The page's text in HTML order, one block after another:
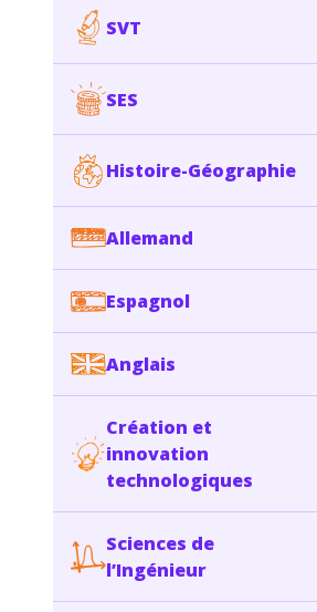
SVT
SES
Histoire-Géographie
Allemand
Espagnol
Anglais
Création et
innovation
technologiques
Sciences de
l’Ingénieur